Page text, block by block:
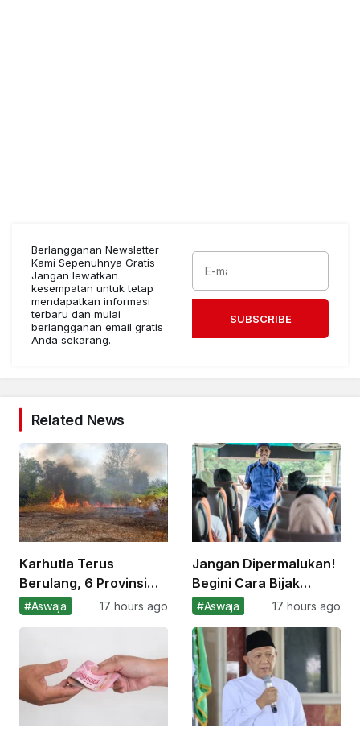
Berlangganan Newsletter
Kami Sepenuhnya Gratis
Jangan lewatkan
kesempatan untuk tetap
mendapatkan informasi
terbaru dan mulai
berlangganan email gratis
Anda sekarang.
SUBSCRIBE
Related News
Karhutla Terus
Berulang, 6 Provinsi
Terdampak dan
#Aswaja 17 hours ago
Jangan Dipermalukan!
Begini Cara Bijak
Menghadapi
Badan
#Aswaja 17 hours ago